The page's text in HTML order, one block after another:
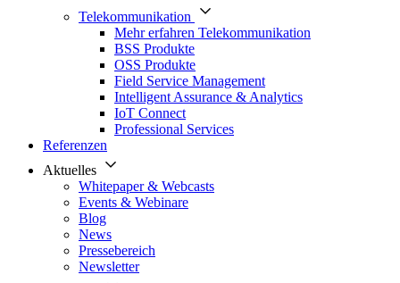
Telekommunikation
Mehr erfahren Telekommunikation
BSS Produkte
OSS Produkte
Field Service Management
Intelligent Assurance & Analytics
IoT Connect
Professional Services
Referenzen
Aktuelles
Whitepaper & Webcasts
Events & Webinare
Blog
News
Pressebereich
Newsletter